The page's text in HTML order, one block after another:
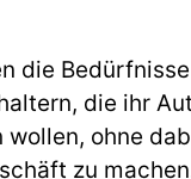
die
die ihr
wollen, ohne
zu